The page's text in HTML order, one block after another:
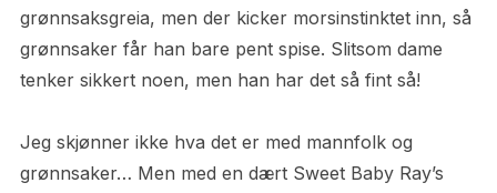
grønnsaksgreia, men der kicker morsinstinktet inn, så
grønnsaker får han bare pent spise. Slitsom dame
tenker sikkert noen, men han har det så fint så!
Jeg skjønner ikke hva det er med mannfolk og
grønnsaker… Men med en dært Sweet Baby Ray’s